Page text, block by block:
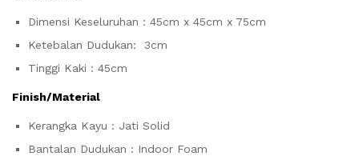
Dimensi Keseluruhan : 45cm x 45cm x 75cm
Ketebalan Dudukan: 3cm
Tinggi Kaki : 45cm
Finish/Material
Kerangka Kayu : Jati Solid
Bantalan Dudukan : Indoor Foam